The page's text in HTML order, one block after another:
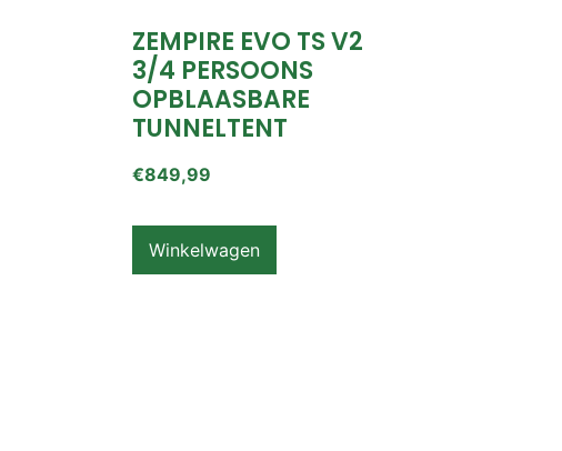
ZEMPIRE EVO TS V2
3/4 PERSOONS
OPBLAASBARE
TUNNELTENT
€849,99
Winkelwagen